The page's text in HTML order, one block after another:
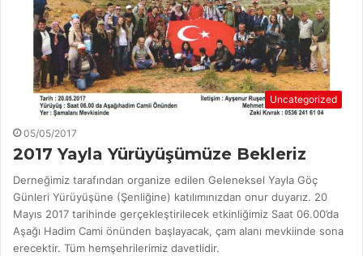
Uncategorized
05/05/2017
2017 Yayla Yürüyüşümüze Bekleriz
Derneğimiz tarafından organize edilen Geleneksel Yayla Göç
Günleri Yürüyüşüne (Şenliğine) katılımınızdan onur duyarız. 20
Mayıs 2017 tarihinde gerçekleştirilecek etkinliğimiz Saat 06.00’da
Aşağı Hadim Cami önünden başlayacak, çam alanı mevkiinde sona
erecektir. Tüm hemşehrilerimiz davetlidir.